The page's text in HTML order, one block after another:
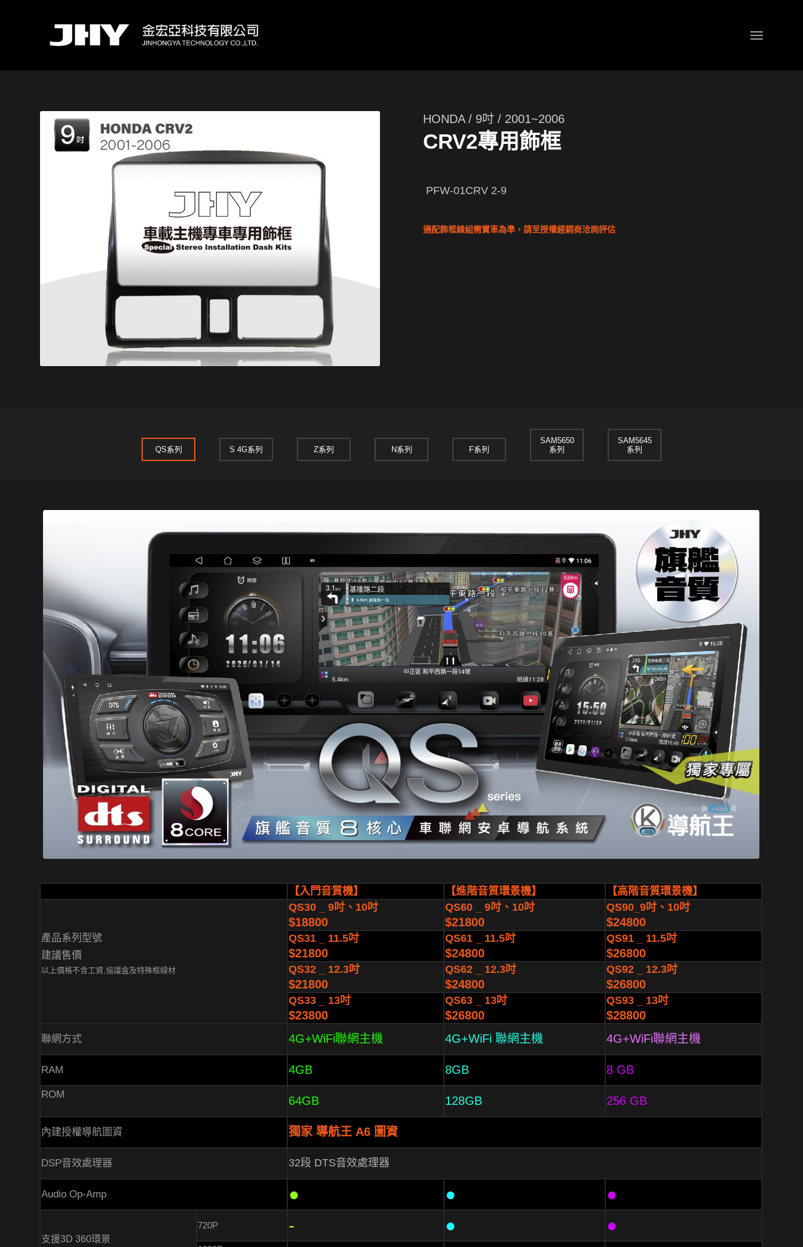
HONDA / 9吋 / 2001~2006
CRV2專用飾框
PFW-01CRV 2-9
適配飾框線組需實車為準，請至授權經銷商洽詢評估
QS系列 S 4G系列 Z系列 N系列 F系列
SAM5650
系列
SAM5645
系列
【入門音質機】 【進階音質環景機】 【高階音質環景機】
產品系列型號
建議售價
以上價格不含工資,協議盒及特殊框線材
QS30 _ 9吋、10吋
$18800
QS60 _ 9吋、10吋
$21800
QS90_9吋、10吋
$24800
QS31 _ 11.5吋
$21800
QS61 _ 11.5吋
$24800
QS91 _ 11.5吋
$26800
QS32 _ 12.3吋
$21800
QS62 _ 12.3吋
$24800
QS92 _ 12.3吋
$26800
QS33 _ 13吋
$23800
QS63 _ 13吋
$26800
QS93 _ 13吋
$28800
聯網方式 4G+WiFi聯網主機 4G+WiFi 聯網主機 4G+WiFi聯網主機
RAM 4GB 8GB 8 GB
ROM 64GB 128GB 256 GB
內建授權導航圖資 獨家 導航王 A6 圖資
DSP音效處理器 32段 DTS音效處理器
Audio Op-Amp ● ● ●
支援3D 360環景
720P - ● ●